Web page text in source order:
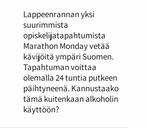
Lappeenrannan yksi
suurimmista
opiskelijatapahtumista
Marathon Monday vetää
kävijöitä ympäri Suomen.
Tapahtuman voittaa
olemalla 24 tuntia putkeen
päihtyneenä. Kannustaako
tämä kuitenkaan alkoholin
käyttöön?